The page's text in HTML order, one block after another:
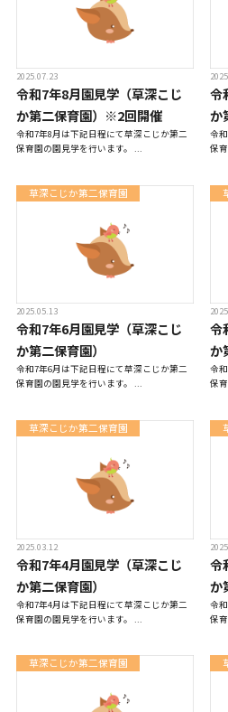
在園児用各種
2025.07.23
令和7年8月園見学（草深こじ
か第二保育園）※2回開催
令和7年8月は下記日程にて草深こじか第二
保育園の園見学を行います。 ...
令
か
令
保
草深こじか第二保育園
2025.05.13
令和7年6月園見学（草深こじ
か第二保育園）
令和7年6月は下記日程にて草深こじか第二
保育園の園見学を行います。 ...
令
か
令
保
草深こじか第二保育園
2025.03.12
令和7年4月園見学（草深こじ
か第二保育園）
令和7年4月は下記日程にて草深こじか第二
保育園の園見学を行います。 ...
令
か
令
保
草深こじか第二保育園